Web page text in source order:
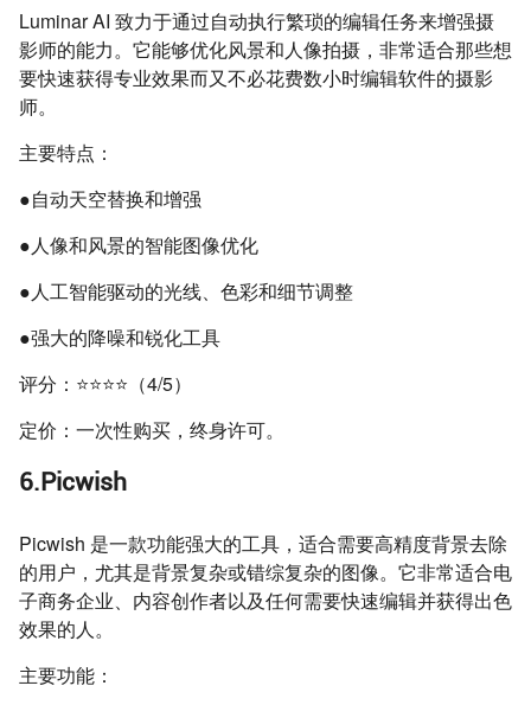
Luminar AI 致力于通过自动执行繁琐的编辑任务来增强摄
影师的能力。它能够优化风景和人像拍摄，非常适合那些想
要快速获得专业效果而又不必花费数小时编辑软件的摄影
师。
主要特点：
●自动天空替换和增强
●人像和风景的智能图像优化
●人工智能驱动的光线、色彩和细节调整
●强大的降噪和锐化工具
评分：⭐⭐⭐⭐（4/5）
定价：一次性购买，终身许可。
6.Picwish
Picwish 是一款功能强大的工具，适合需要高精度背景去除
的用户，尤其是背景复杂或错综复杂的图像。它非常适合电
子商务企业、内容创作者以及任何需要快速编辑并获得出色
效果的人。
主要功能：